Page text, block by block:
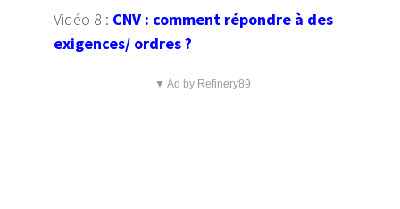
Vidéo 8 : CNV : comment répondre à des
exigences/ ordres ?
▼ Ad by Refinery89